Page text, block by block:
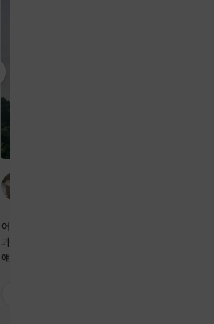
어제 등산 넘넘 재미있게 다녀왔어요! 네오님
과 같이오신 대원님 모두 좋으셔서 이런저런
얘기나누면서 산을 오르니 금방 정상에 올랐